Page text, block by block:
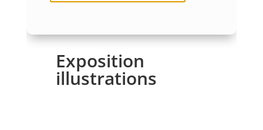
Exposition
illustrations